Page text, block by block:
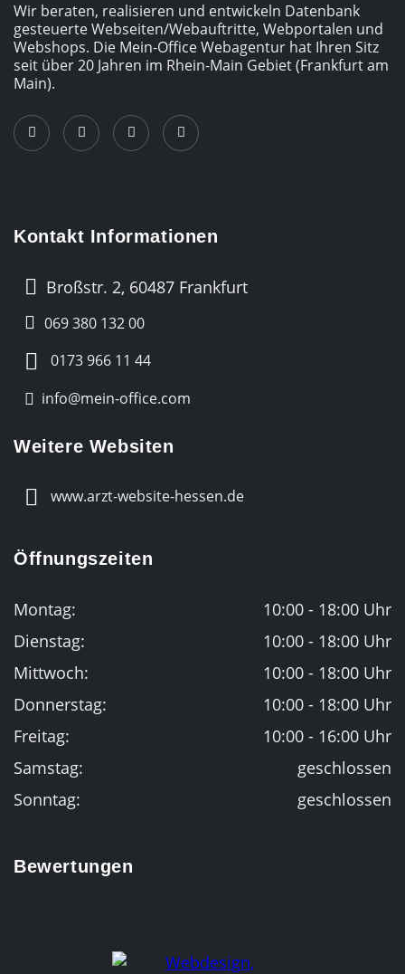
Wir beraten, realisieren und entwickeln Datenbank
gesteuerte Webseiten/­Webauftritte, Webportalen und
Webshops. Die Mein-Office Webagentur hat Ihren Sitz
seit über 20 Jahren im Rhein-Main Gebiet (Frankfurt am
Main).
Kontakt Informationen
Broßstr. 2, 60487 Frankfurt
069 380 132 00
0173 966 11 44
info@mein-office.com
Weitere Websiten
www.arzt-website-hessen.de
Öffnungszeiten
Montag:
10:00 - 18:00 Uhr
Dienstag:
10:00 - 18:00 Uhr
Mittwoch:
10:00 - 18:00 Uhr
Donnerstag:
10:00 - 18:00 Uhr
Freitag:
10:00 - 16:00 Uhr
Samstag:
geschlossen
Sonntag:
geschlossen
Bewertungen